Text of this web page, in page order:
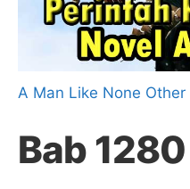
A Man Like None Other
Bab 1280